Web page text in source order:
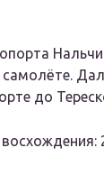
до